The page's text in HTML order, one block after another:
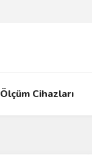
Ölçüm Cihazları